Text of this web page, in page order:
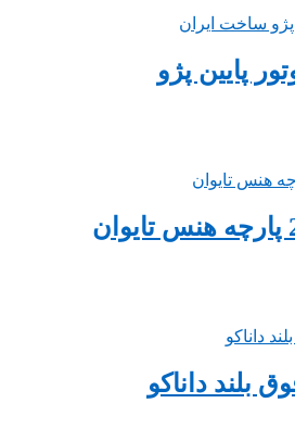
پایین پژو
بلند داناکو